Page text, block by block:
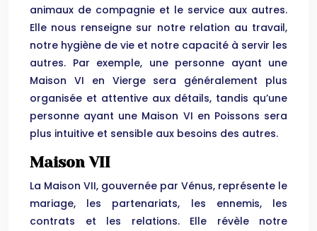
animaux de compagnie et le service aux autres.
Elle nous renseigne sur notre relation au travail,
notre hygiène de vie et notre capacité à servir les
autres. Par exemple, une personne ayant une
Maison VI en Vierge sera généralement plus
organisée et attentive aux détails, tandis qu’une
personne ayant une Maison VI en Poissons sera
plus intuitive et sensible aux besoins des autres.
Maison VII
La Maison VII, gouvernée par Vénus, représente le
mariage, les partenariats, les ennemis, les
contrats et les relations. Elle révèle notre